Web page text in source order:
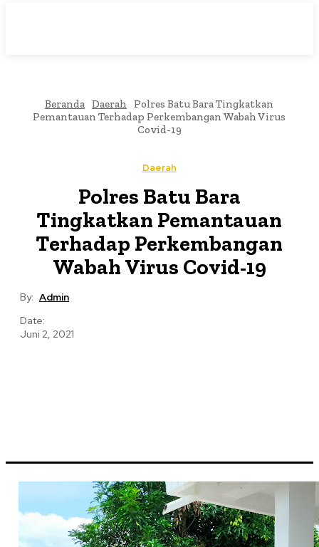
Beranda Daerah
Polres Batu Bara Tingkatkan
Pemantauan Terhadap Perkembangan Wabah Virus
Covid-19
Daerah
Polres Batu Bara
Tingkatkan Pemantauan
Terhadap Perkembangan
Wabah Virus Covid-19
By: Admin
Date:
Juni 2, 2021